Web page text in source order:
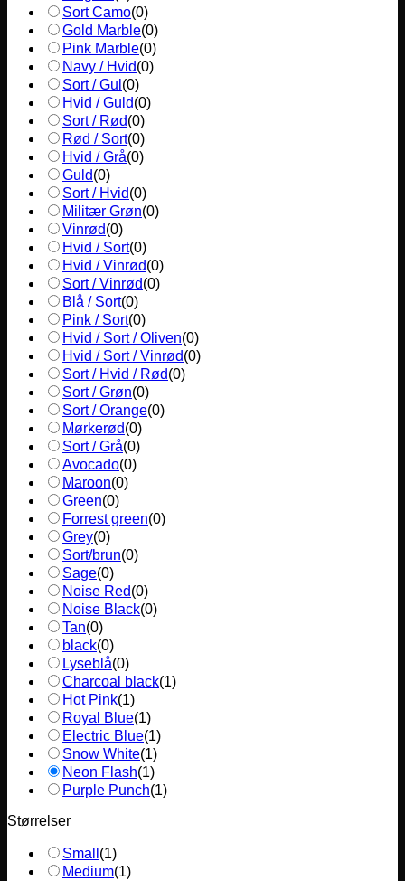
Sort Camo(0)
Gold Marble(0)
Pink Marble(0)
Navy / Hvid(0)
Sort / Gul (0)
Hvid / Guld(0)
Sort / Rød(0)
Rød / Sort(0)
Hvid / Grå(0)
Guld(0)
Sort / Hvid(0)
Militær Grøn(0)
Vinrød(0)
Hvid / Sort(0)
Hvid / Vinrød(0)
Sort / Vinrød(0)
Blå / Sort(0)
Pink / Sort(0)
Hvid / Sort / Oliven(0)
Hvid / Sort / Vinrød(0)
Sort / Hvid / Rød(0)
Sort / Grøn(0)
Sort / Orange(0)
Mørkerød(0)
Sort / Grå(0)
Avocado(0)
Maroon(0)
Green(0)
Forrest green(0)
Grey(0)
Sort/brun(0)
Sage(0)
Noise Red(0)
Noise Black(0)
Tan(0)
black(0)
Lyseblå(0)
Charcoal black(1)
Hot Pink(1)
Royal Blue(1)
Electric Blue(1)
Snow White(1)
Neon Flash(1)
Purple Punch(1)
Størrelser
Small (1)
Medium(1)